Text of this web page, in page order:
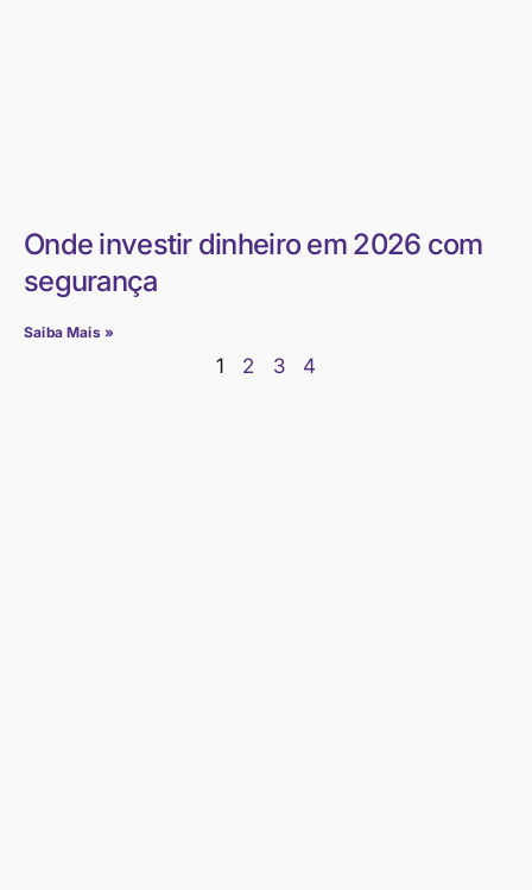
Onde investir dinheiro em 2026 com
segurança
Saiba Mais »
1 2 3 4